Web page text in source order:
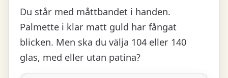
Du står med måttbandet i handen.
Palmette i klar matt guld har fångat
blicken. Men ska du välja 104 eller 140
glas, med eller utan patina?